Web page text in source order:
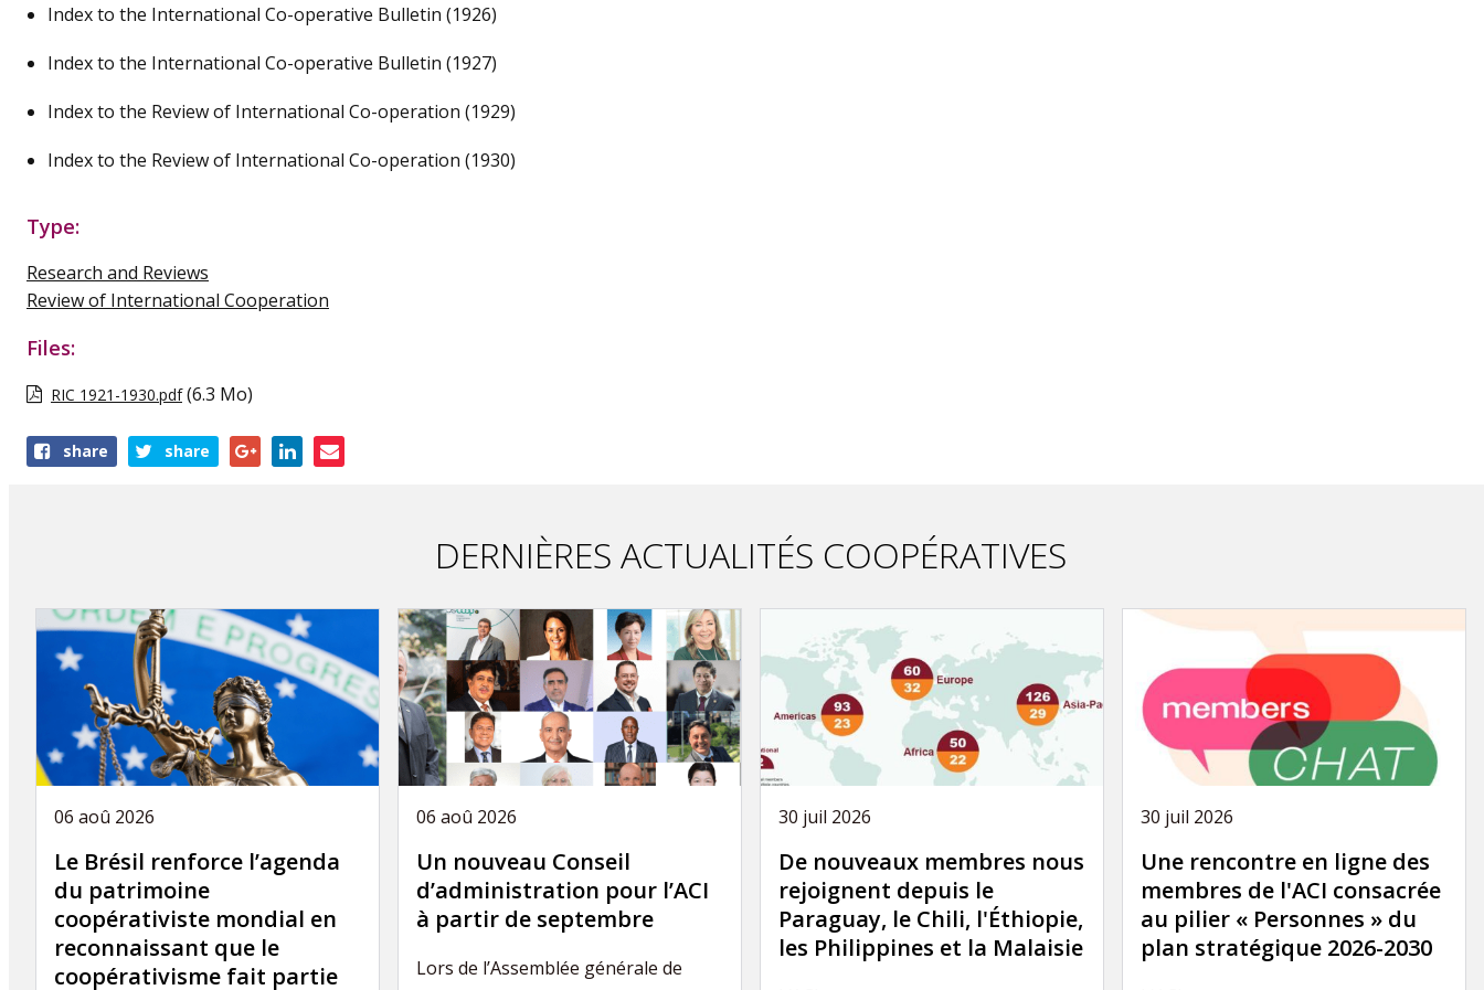
Index to the International Co-operative Bulletin (1926)
Index to the International Co-operative Bulletin (1927)
Index to the Review of International Co-operation (1929)
Index to the Review of International Co-operation (1930)
Type:
Research and Reviews
Review of International Cooperation
Files:
RIC 1921-1930.pdf (6.3 Mo)
Shareshare share
DERNIÈRES ACTUALITÉS COOPÉRATIVES
06 aoû 2026
Le Brésil renforce l’agenda
du patrimoine
coopérativiste mondial en
reconnaissant que le
coopérativisme fait partie
06 aoû 2026
Un nouveau Conseil
d’administration pour l’ACI
à partir de septembre
Lors de l’Assemblée générale de
30 juil 2026
De nouveaux membres nous
rejoignent depuis le
Paraguay, le Chili, l'Éthiopie,
les Philippines et la Malaisie
30 juil 2026
Une rencontre en ligne des
membres de l'ACI consacrée
au pilier « Personnes » du
plan stratégique 2026-2030